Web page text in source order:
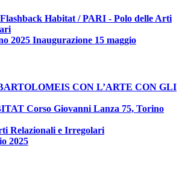
Habitat / PARI - Polo delle Arti
2025 Inaugurazione 15 maggio
CON L’ARTE CON GLI
Corso Giovanni Lanza 75, Torino
Relazionali e Irregolari
2025